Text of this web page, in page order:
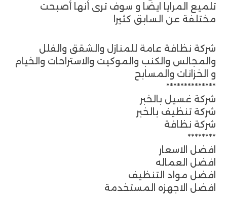
تلميع المرايا ايضا و سوف ترى أنها أصبحت
مختلفة عن السابق كثيرا
شركة نظافة عامة للمنازل والشقق والفلل
والمجالس والكنب والموكيت والاستراحات والخيام
و الخزانات والمسابح
**************
شركة غسيل بالخبر
شركة تنظيف بالخبر
شركة نظافة
********
افضل الاسعار
افضل العماله
افضل مواد التنظيف
افضل الاجهزه المستخدمة